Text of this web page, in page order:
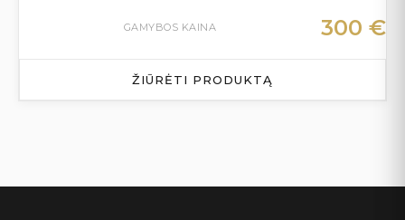
GAMYBOS KAINA 300 €
ŽIŪRĖTI PRODUKTĄ